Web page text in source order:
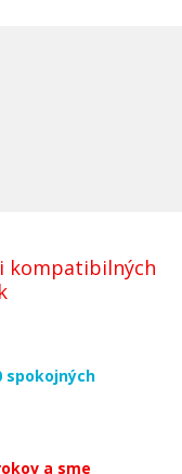
kompatibilných
spokojných
a sme